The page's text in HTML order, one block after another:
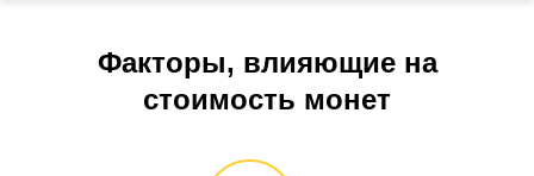
Факторы, влияющие на
стоимость монет